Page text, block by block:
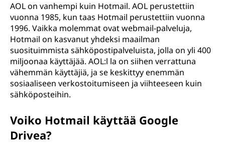
AOL on vanhempi kuin Hotmail. AOL perustettiin
vuonna 1985, kun taas Hotmail perustettiin vuonna
1996. Vaikka molemmat ovat webmail-palveluja,
Hotmail on kasvanut yhdeksi maailman
suosituimmista sähköpostipalveluista, jolla on yli 400
miljoonaa käyttäjää. AOL:l la on siihen verrattuna
vähemmän käyttäjiä, ja se keskittyy enemmän
sosiaaliseen verkostoitumiseen ja viihteeseen kuin
sähköposteihin.
Voiko Hotmail käyttää Google
Drivea?